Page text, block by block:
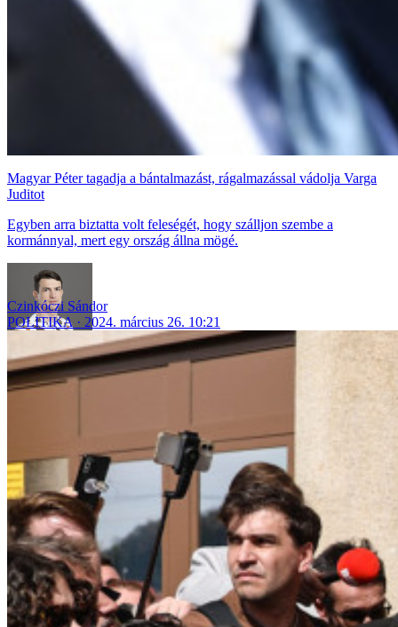
Magyar Péter tagadja a bántalmazást, rágalmazással vádolja Varga
Juditot
Egyben arra biztatta volt feleségét, hogy szálljon szembe a
kormánnyal, mert egy ország állna mögé.
Czinkóczi Sándor
POLITIKA
2024. március 26. 10:21